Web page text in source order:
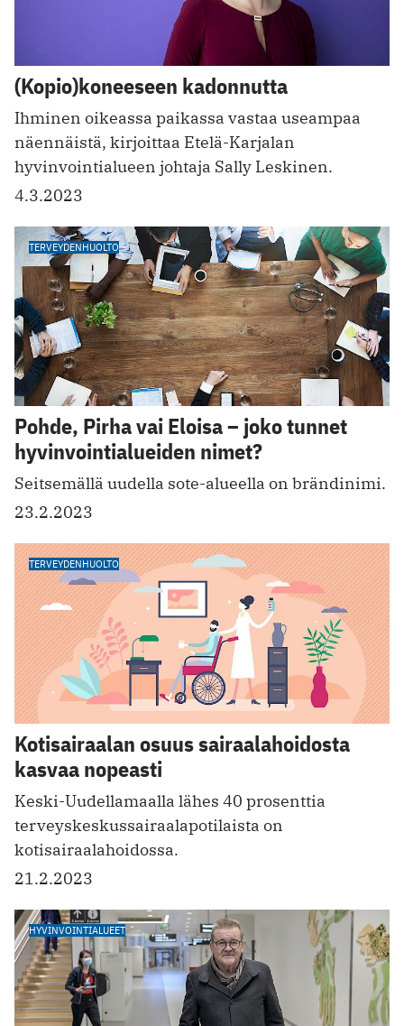
(Kopio)koneeseen kadonnutta
Ihminen oikeassa paikassa vastaa useampaa
näennäistä, kirjoittaa Etelä-Karjalan
hyvinvointialueen johtaja Sally Leskinen.
4.3.2023
TERVEYDENHUOLTO
Pohde, Pirha vai Eloisa – joko tunnet
hyvinvointialueiden nimet?
Seitsemällä uudella sote-alueella on brändinimi.
23.2.2023
TERVEYDENHUOLTO
Kotisairaalan osuus sairaalahoidosta
kasvaa nopeasti
Keski-Uudellamaalla lähes 40 prosenttia
terveyskeskussairaalapotilaista on
kotisairaalahoidossa.
21.2.2023
HYVINVOINTIALUEET